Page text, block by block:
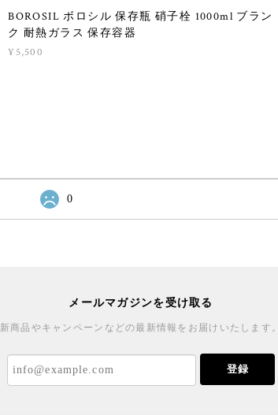
BOROSIL ボロシル 保存瓶 硝子栓 1000ml ブラン
ク 耐熱ガラス 保存容器
¥5,500
0
メールマガジンを受け取る
新商品やキャンペーンなどの最新情報をお届けいたします。
登録